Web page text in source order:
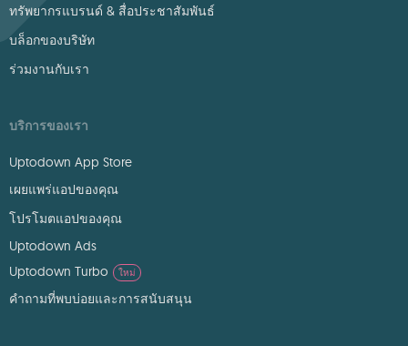
ทรัพยากรแบรนด์ & สื่อประชาสัมพันธ์
บล็อกของบริษัท
ร่วมงานกับเรา
บริการของเรา
Uptodown App Store
เผยแพร่แอปของคุณ
โปรโมตแอปของคุณ
Uptodown Ads
Uptodown Turbo
ใหม่
คำถามที่พบบ่อยและการสนับสนุน